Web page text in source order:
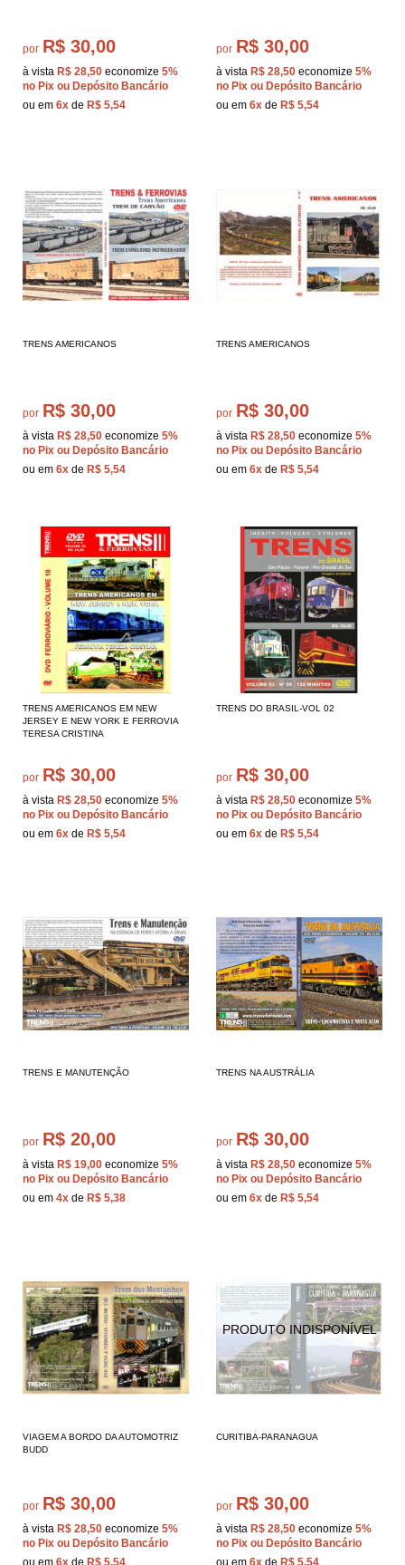
por R$ 30,00
à vista R$ 28,50 economize 5%
no Pix ou Depósito Bancário
ou em 6x de R$ 5,54
por R$ 30,00
à vista R$ 28,50 economize 5%
no Pix ou Depósito Bancário
ou em 6x de R$ 5,54
TRENS AMERICANOS
por R$ 30,00
à vista R$ 28,50 economize 5%
no Pix ou Depósito Bancário
ou em 6x de R$ 5,54
TRENS AMERICANOS
por R$ 30,00
à vista R$ 28,50 economize 5%
no Pix ou Depósito Bancário
ou em 6x de R$ 5,54
TRENS AMERICANOS EM NEW
JERSEY E NEW YORK E FERROVIA
TERESA CRISTINA
por R$ 30,00
à vista R$ 28,50 economize 5%
no Pix ou Depósito Bancário
ou em 6x de R$ 5,54
TRENS DO BRASIL-VOL 02
por R$ 30,00
à vista R$ 28,50 economize 5%
no Pix ou Depósito Bancário
ou em 6x de R$ 5,54
TRENS E MANUTENÇÃO
por R$ 20,00
à vista R$ 19,00 economize 5%
no Pix ou Depósito Bancário
ou em 4x de R$ 5,38
TRENS NA AUSTRÁLIA
por R$ 30,00
à vista R$ 28,50 economize 5%
no Pix ou Depósito Bancário
ou em 6x de R$ 5,54
VIAGEM A BORDO DA AUTOMOTRIZ
BUDD
por R$ 30,00
à vista R$ 28,50 economize 5%
no Pix ou Depósito Bancário
ou em 6x de R$ 5,54
CURITIBA-PARANAGUA
por R$ 30,00
à vista R$ 28,50 economize 5%
no Pix ou Depósito Bancário
ou em 6x de R$ 5,54